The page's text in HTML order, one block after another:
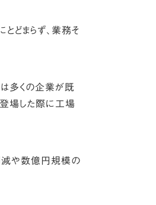
どまらず、業務そ
多くの企業が既
場した際に工場
減や数億円規模の